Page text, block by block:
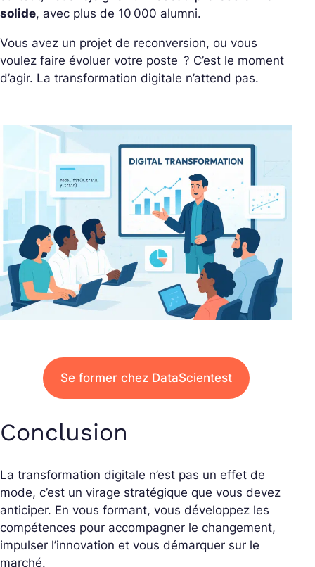
solide, avec plus de 10 000 alumni.
Vous avez un projet de reconversion, ou vous
voulez faire évoluer votre poste ? C’est le moment
d’agir. La transformation digitale n’attend pas.
Se former chez DataScientest
Conclusion
La transformation digitale n’est pas un effet de
mode, c’est un virage stratégique que vous devez
anticiper. En vous formant, vous développez les
compétences pour accompagner le changement,
impulser l’innovation et vous démarquer sur le
marché.